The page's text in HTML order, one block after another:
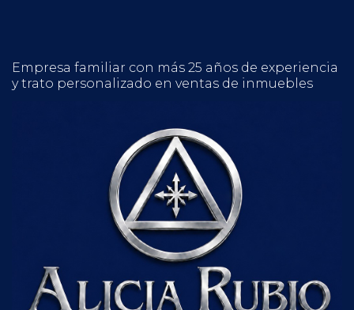
Empresa familiar con más 25 años de experiencia
y trato personalizado en ventas de inmuebles